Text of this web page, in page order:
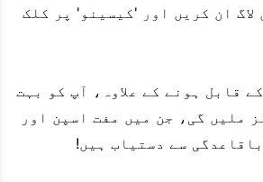
لاگ ان کریں اور 'کیسینو' پر کلک
قابل ہونے کے علاوہ، آپ کو بہت
ملیں گی، جن میں مفت اسپن اور
سے دستیاب ہیں!